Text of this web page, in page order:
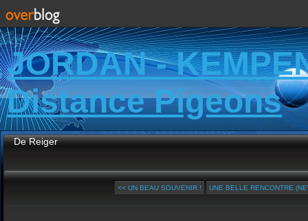
JORDAN -
Distance Pigeons
De Reiger
<< UN BEAU SOUVENIR ! UNE BELLE RENCONTRE